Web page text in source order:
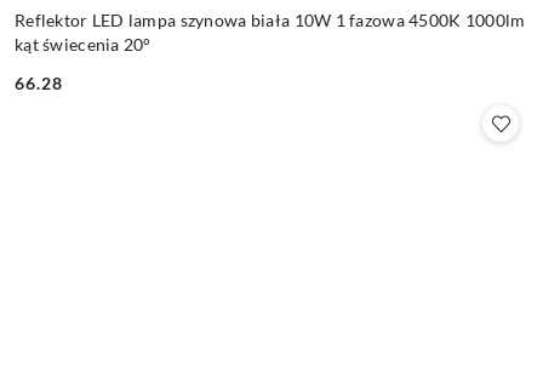
Reflektor LED lampa szynowa biała 10W 1 fazowa 4500K 1000lm
kąt świecenia 20°
Cena:
66.28